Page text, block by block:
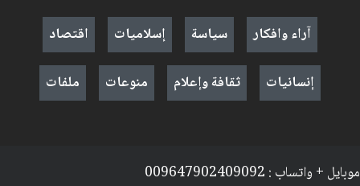
آراء وافكار
سياسة إسلاميات
اقتصاد
إنسانيات
ثقافة وإعلام منوعات ملفات
موبايل + واتساب : 009647902409092